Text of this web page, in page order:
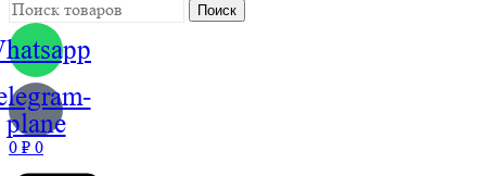
Поиск
plane
0 ₽ 0